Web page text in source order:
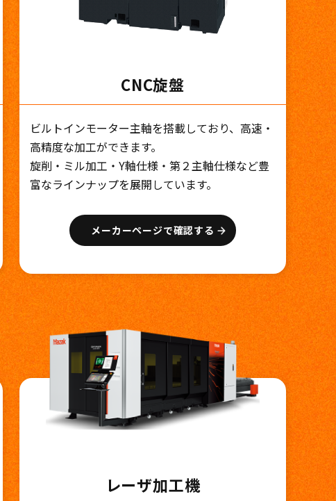
CNC旋盤
ビルトインモーター主軸を搭載しており、高速・
高精度な加工ができます。
旋削・ミル加工・Y軸仕様・第２主軸仕様など豊
富なラインナップを展開しています。
メーカーページで確認する
レーザ加工機